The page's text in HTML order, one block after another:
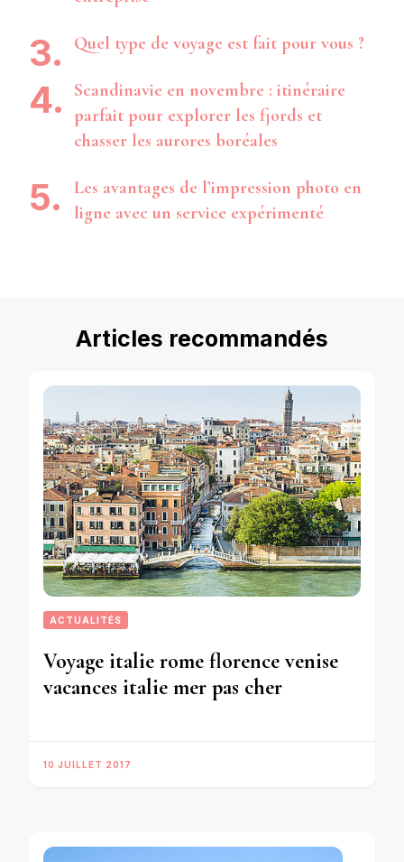
Quel type de voyage est fait pour vous ?
Scandinavie en novembre : itinéraire
parfait pour explorer les fjords et
chasser les aurores boréales
Les avantages de l’impression photo en
ligne avec un service expérimenté
Articles recommandés
ACTUALITÉS
Voyage italie rome florence venise
vacances italie mer pas cher
10 JUILLET 2017